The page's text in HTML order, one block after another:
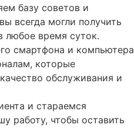
базу советов и
всегда могли получить
время суток.
смартфона и компьютера
которые
обслуживания и
и стараемся
работу, чтобы оставить